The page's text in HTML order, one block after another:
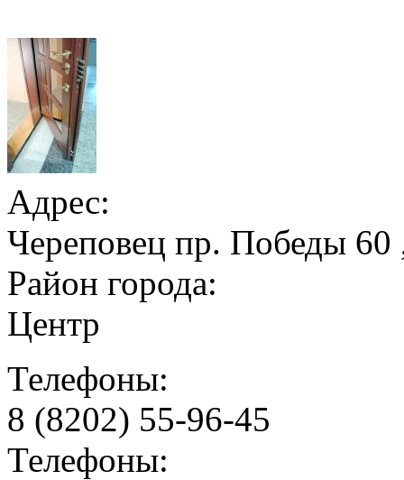
Адрес:
Череповец пр. Победы 60
Район города:
Центр
Телефоны:
8 (8202) 55-96-45
Телефоны: